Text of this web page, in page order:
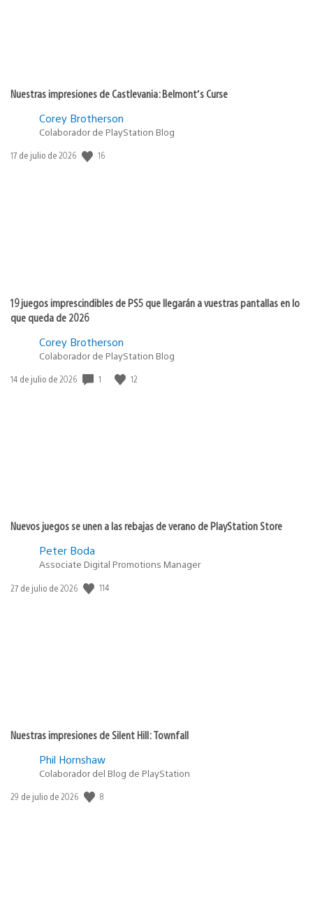
Nuestras impresiones de Castlevania: Belmont’s Curse
Corey Brotherson
Colaborador de PlayStation Blog
Fecha
17 de julio de 2026 16
19 juegos imprescindibles de PS5 que llegarán a vuestras pantallas en lo
que queda de 2026
Corey Brotherson
Colaborador de PlayStation Blog
Fecha
14 de julio de 2026 1 12
Nuevos juegos se unen a las rebajas de verano de PlayStation Store
Peter Boda
Associate Digital Promotions Manager
Fecha
27 de julio de 2026 114
Nuestras impresiones de Silent Hill: Townfall
Phil Hornshaw
Colaborador del Blog de PlayStation
Fecha
29 de julio de 2026 8